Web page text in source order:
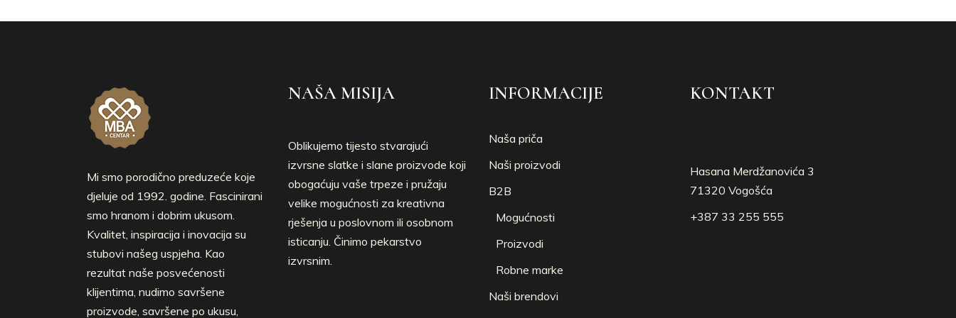
Mi smo porodično preduzeće koje
djeluje od 1992. godine. Fascinirani
smo hranom i dobrim ukusom.
Kvalitet, inspiracija i inovacija su
stubovi našeg uspjeha. Kao
rezultat naše posvećenosti
klijentima, nudimo savršene
proizvode, savršene po ukusu,
NAŠA MISIJA
Oblikujemo tijesto stvarajući
izvrsne slatke i slane proizvode koji
obogaćuju vaše trpeze i pružaju
velike mogućnosti za kreativna
rješenja u poslovnom ili osobnom
isticanju. Činimo pekarstvo
izvrsnim.
INFORMACIJE
Naša priča
Naši proizvodi
B2B
Mogućnosti
Proizvodi
Robne marke
Naši brendovi
KONTAKT
Hasana Merdžanovića 3
71320 Vogošća
+387 33 255 555